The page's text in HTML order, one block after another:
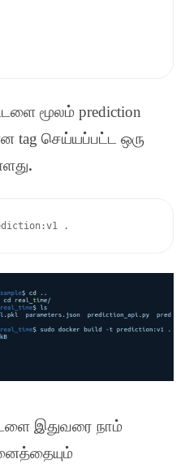
மூலம் prediction
tag செய்யப்பட்ட ஒரு
.
.
இதுவரை நாம்